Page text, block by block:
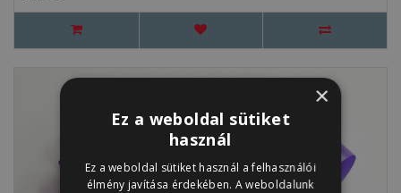
×
Ez a weboldal sütiket
használ
Ez a weboldal sütiket használ a felhasználói
élmény javítása érdekében. A weboldalunk